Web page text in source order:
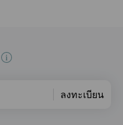
ลงทะเบียน